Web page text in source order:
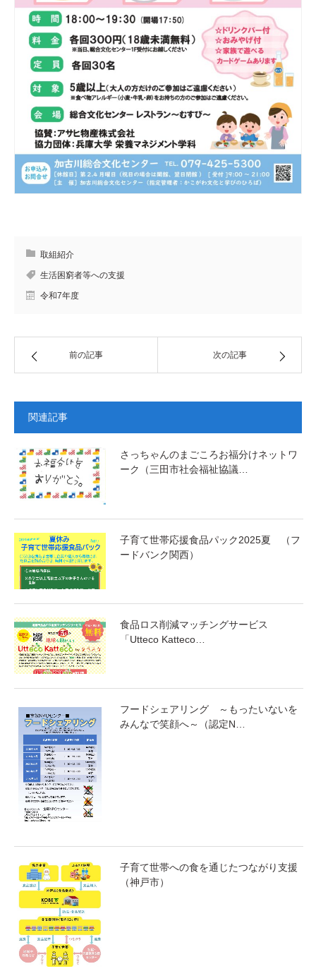
取組紹介
生活困窮者等への支援
令和7年度
前の記事 次の記事
関連記事
さっちゃんのまごころお福分けネットワ
ーク（三田市社会福祉協議…
子育て世帯応援食品パック2025夏 （フ
ードバンク関西）
食品ロス削減マッチングサービス
「Utteco Katteco…
フードシェアリング ～もったいないを
みんなで笑顔へ～（認定N…
子育て世帯への食を通じたつながり支援
（神戸市）